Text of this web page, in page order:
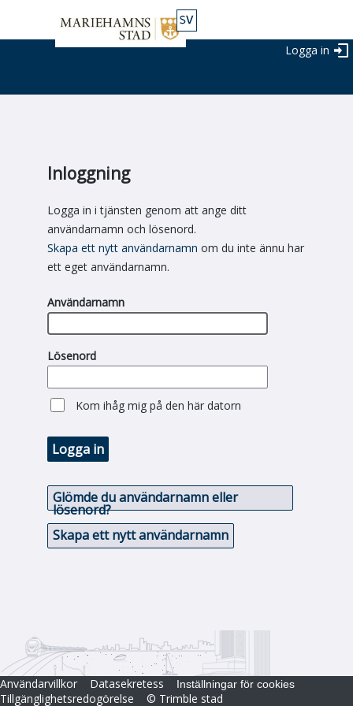
Logga in
Inloggning
Logga in i tjänsten genom att ange ditt
användarnamn och lösenord.
Skapa ett nytt användarnamn om du inte ännu har
ett eget användarnamn.
Användarnamn
Lösenord
Kom ihåg mig på den här datorn
Logga in
Glömde du användarnamn eller
lösenord?
Skapa ett nytt användarnamn
Användarvillkor Datasekretess Inställningar för cookies
Tillgänglighetsredogörelse © Trimble stad